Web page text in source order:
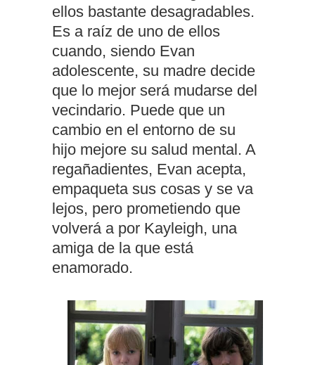
ellos bastante desagradables.
Es a raíz de uno de ellos
cuando, siendo Evan
adolescente, su madre decide
que lo mejor será mudarse del
vecindario. Puede que un
cambio en el entorno de su
hijo mejore su salud mental. A
regañadientes, Evan acepta,
empaqueta sus cosas y se va
lejos, pero prometiendo que
volverá a por Kayleigh, una
amiga de la que está
enamorado.